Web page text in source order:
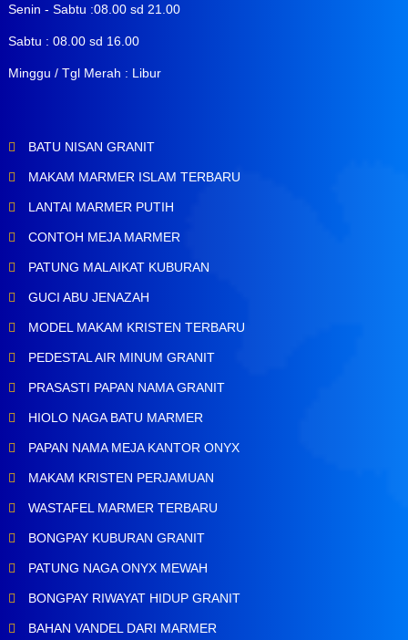
Senin - Sabtu :08.00 sd 21.00
Sabtu : 08.00 sd 16.00
Minggu / Tgl Merah : Libur
BATU NISAN GRANIT
MAKAM MARMER ISLAM TERBARU
LANTAI MARMER PUTIH
CONTOH MEJA MARMER
PATUNG MALAIKAT KUBURAN
GUCI ABU JENAZAH
MODEL MAKAM KRISTEN TERBARU
PEDESTAL AIR MINUM GRANIT
PRASASTI PAPAN NAMA GRANIT
HIOLO NAGA BATU MARMER
PAPAN NAMA MEJA KANTOR ONYX
MAKAM KRISTEN PERJAMUAN
WASTAFEL MARMER TERBARU
BONGPAY KUBURAN GRANIT
PATUNG NAGA ONYX MEWAH
BONGPAY RIWAYAT HIDUP GRANIT
BAHAN VANDEL DARI MARMER